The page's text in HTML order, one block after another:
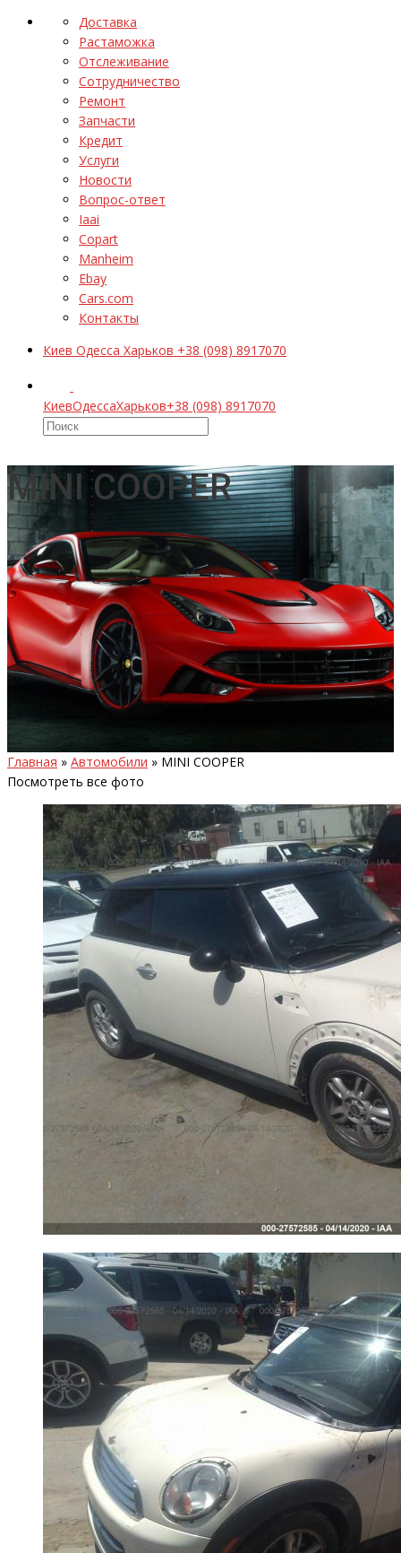
Доставка
Растаможка
Отслеживание
Сотрудничество
Ремонт
Запчасти
Кредит
Услуги
Новости
Вопрос-ответ
Iaai
Copart
Manheim
Ebay
Cars.com
Контакты
Киев Одесса Харьков +38 (098) 8917070
КиевОдессаХарьков+38 (098) 8917070
MINI COOPER
Главная » Автомобили » MINI COOPER
Посмотреть все фото